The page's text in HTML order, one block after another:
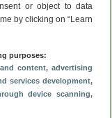
or object to data
by clicking on “Learn
purposes:
content, advertising
services development,
device scanning,